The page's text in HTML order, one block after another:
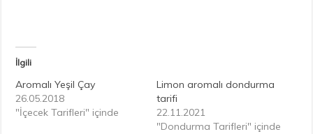
İlgili
Aromalı Yeşil Çay
26.05.2018
"İçecek Tarifleri" içinde
Limon aromalı dondurma
tarifi
22.11.2021
"Dondurma Tarifleri" içinde